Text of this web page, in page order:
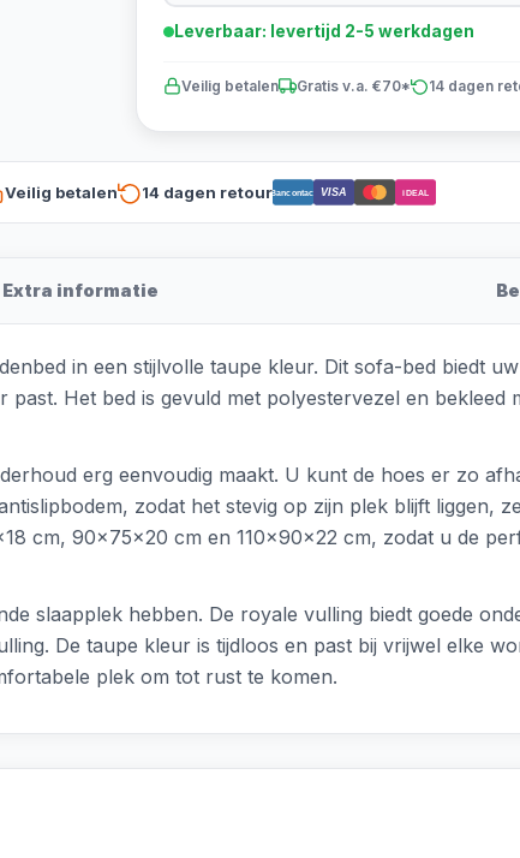
Leverbaar: levertijd 2-5 werkdagen
Veilig betalen Gratis v.a. €70* 14 dagen
Veilig betalen 14 dagen retourBancontact VISA iDEAL
Extra informatie
in een stijlvolle taupe kleur. Dit sofa-bed biedt
Het bed is gevuld met polyestervezel en bekleed
erg eenvoudig maakt. U kunt de hoes er zo
zodat het stevig op zijn plek blijft liggen,
cm, 90x75x20 cm en 110x90x22 cm, zodat u de
slaapplek hebben. De royale vulling biedt goede
De taupe kleur is tijdloos en past bij vrijwel elke
plek om tot rust te komen.